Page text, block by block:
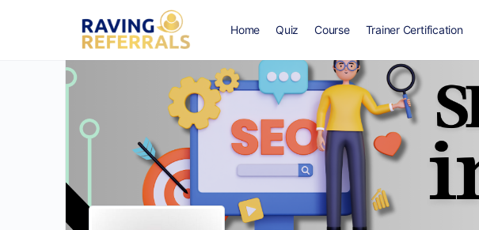
Home Quiz Course Trainer Certification